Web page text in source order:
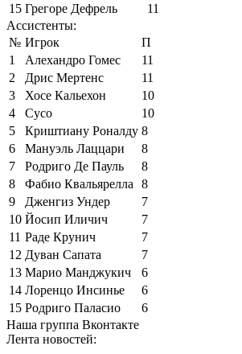
15 Грегоре Дефрель
11
Ассистенты:
№ Игрок
П
1
Алехандро Гомес
11
2
Дрис Мертенс
11
3
Хосе Кальехон
10
4
Сусо
10
5
Криштиану Роналду 8
6
Мануэль Лаццари
8
7
Родриго Де Пауль
8
8
Фабио Квальярелла
8
9
Дженгиз Ундер
7
10 Йосип Иличич
7
11 Раде Крунич
7
12 Дуван Сапата
7
13 Марио Манджукич
6
14 Лоренцо Инсинье
6
15 Родриго Паласио
6
Наша группа Вконтакте
Лента новостей: